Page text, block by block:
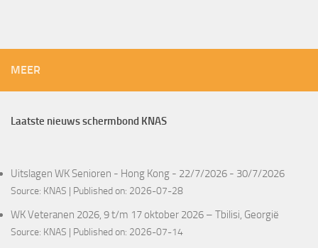
MEER
Laatste nieuws schermbond KNAS
Uitslagen WK Senioren - Hong Kong - 22/7/2026 - 30/7/2026
Source: KNAS Published on: 2026-07-28
WK Veteranen 2026, 9 t/m 17 oktober 2026 – Tbilisi, Georgië
Source: KNAS Published on: 2026-07-14